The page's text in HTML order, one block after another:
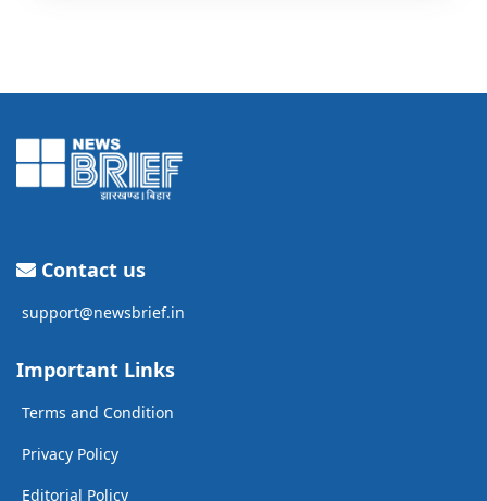
Contact us
support@newsbrief.in
Important Links
Terms and Condition
Privacy Policy
Editorial Policy